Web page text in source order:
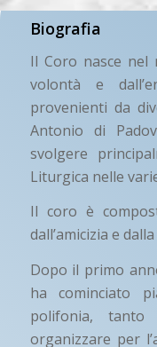
Biografia
Il Coro nasce nel
volontà e
provenienti da
Antonio di
svolgere
Liturgica nelle
Il coro è
dall’amicizia e
Dopo il primo
ha cominciato
polifonia,
organizzare per